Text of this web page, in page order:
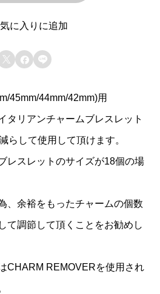
に入りに追加
  
45mm/44mm/42mm)用
タリアンチャームブレスレット
らして使用して頂けます。
レスレットのサイズが18個の場
、余裕をもったチャームの個数
て調節して頂くことをお勧めし
CHARM REMOVERを使用され